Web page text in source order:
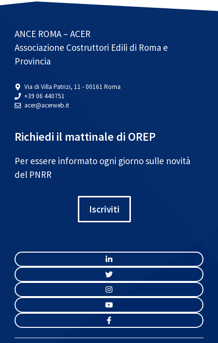
ANCE ROMA – ACER
Associazione Costruttori Edili di Roma e
Provincia
Via di Villa Patrizi, 11 - 00161 Roma
+39 06 440751
acer@acerweb.it
Richiedi il mattinale di OREP
Per essere informato ogni giorno sulle novità
del PNRR
Iscriviti